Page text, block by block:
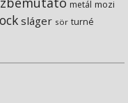
metál mozi
sláger sör turné